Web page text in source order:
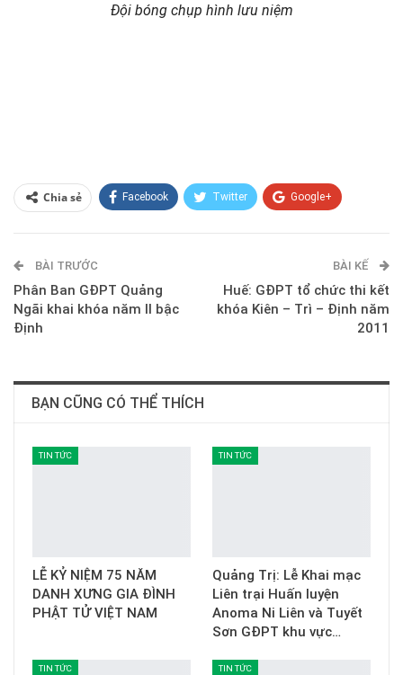
Đội bóng chụp hình lưu niệm
Chia sẻ Facebook Twitter Google+
E-mail
BÀI TRƯỚC
Phân Ban GĐPT Quảng
Ngãi khai khóa năm II bậc
Định
BÀI KẾ
Huế: GĐPT tổ chức thi kết
khóa Kiên – Trì – Định năm
2011
BẠN CŨNG CÓ THỂ THÍCH
TIN TỨC
LỄ KỶ NIỆM 75 NĂM
DANH XƯNG GIA ĐÌNH
PHẬT TỬ VIỆT NAM
TIN TỨC
Quảng Trị: Lễ Khai mạc
Liên trại Huấn luyện
Anoma Ni Liên và Tuyết
Sơn GĐPT khu vực…
TIN TỨC TIN TỨC